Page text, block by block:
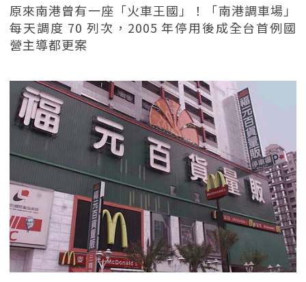
原來南港曾有一座「火車王國」！「南港調車場」
每天調度 70 列次，2005 年停用後成全台首例國
營主導都更案